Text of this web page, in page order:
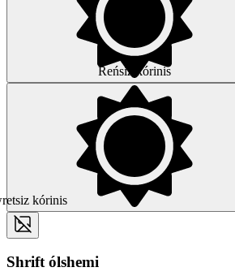
Reńsiz kórinis
kórinis
Shrift ólshemi